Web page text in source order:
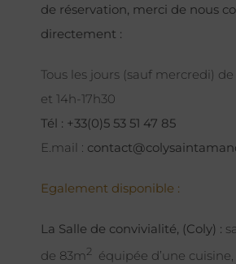
de réservation, merci de nous
directement :
Tous les jours (sauf mercredi) de
et 14h-17h30
Tél : +33(0)5 53 51 47 85
E.mail :
Egalement disponible :
La Salle de convivialité, (Coly) :
de 83m2
équipée d’une